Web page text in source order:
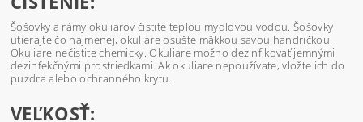
Šošovky a rámy okuliarov čistite teplou mydlovou vodou. Šošovky
utierajte čo najmenej, okuliare osušte mäkkou savou handričkou.
Okuliare nečistite chemicky. Okuliare možno dezinfikovať jemnými
dezinfekčnými prostriedkami. Ak okuliare nepoužívate, vložte ich do
puzdra alebo ochranného krytu.
VEĽKOSŤ: